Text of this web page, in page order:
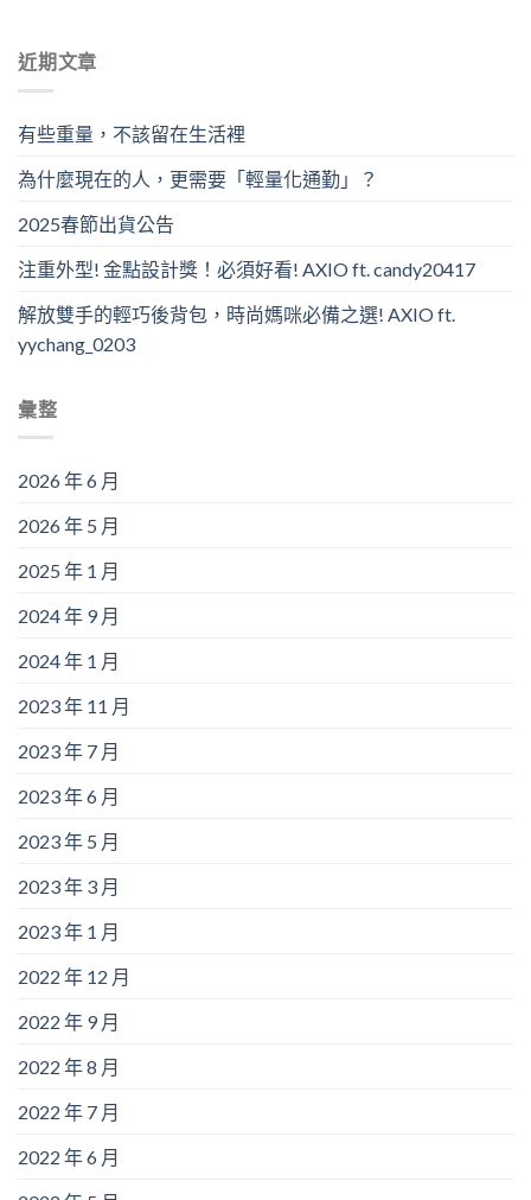
近期文章
有些重量，不該留在生活裡
為什麼現在的人，更需要「輕量化通勤」？
2025春節出貨公告
注重外型! 金點設計獎！必須好看! AXIO ft. candy20417
解放雙手的輕巧後背包，時尚媽咪必備之選! AXIO ft.
yychang_0203
彙整
2026 年 6 月
2026 年 5 月
2025 年 1 月
2024 年 9 月
2024 年 1 月
2023 年 11 月
2023 年 7 月
2023 年 6 月
2023 年 5 月
2023 年 3 月
2023 年 1 月
2022 年 12 月
2022 年 9 月
2022 年 8 月
2022 年 7 月
2022 年 6 月